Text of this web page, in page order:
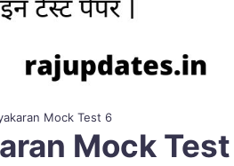
Mock Test 6
Mock Test